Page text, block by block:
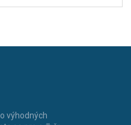
výhodných